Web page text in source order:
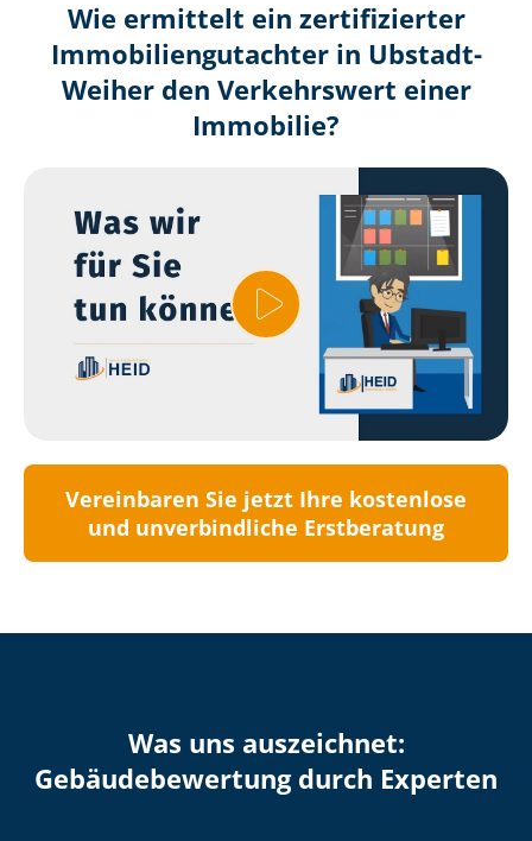
Wie ermittelt ein zertifizierter
Immobilien­gutachter in Ubstadt-
Weiher den Verkehrswert einer
Immobilie?
Vereinbaren Sie jetzt Ihre kostenlose
und unverbindliche Erstberatung
Was uns auszeichnet:
Ge­bäu­de­be­wer­tung durch Experten